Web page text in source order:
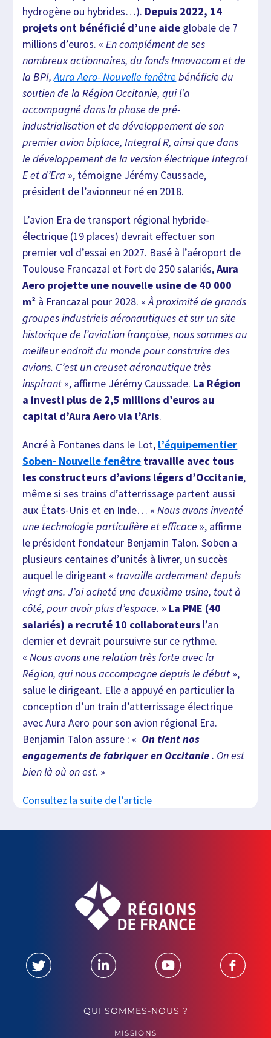
hydrogène ou hybrides…). Depuis 2022, 14
projets ont bénéficié d’une aide globale de 7
millions d’euros. «En complément de ses
nombreux actionnaires, du fonds Innovacom et de
la BPI,Aura Aero- Nouvelle fenêtre bénéficie du
soutien de la Région Occitanie, qui l’a
accompagné dans la phase de pré-
industrialisation et de développement de son
premier avion biplace, Integral R, ainsi que dans
le développement de la version électrique Integral
E et d’Era », témoigne Jérémy Caussade,
président de l’avionneur né en 2018.
L’avion Era de transport régional hybride-
électrique (19 places) devrait effectuer son
premier vol d’essai en 2027. Basé à l’aéroport de
Toulouse Francazal et fort de 250 salariés,Aura
Aero projette une nouvelle usine de 40 000
m² à Francazal pour 2028. «À proximité de grands
groupes industriels aéronautiques et sur un site
historique de l’aviation française, nous sommes au
meilleur endroit du monde pour construire des
avions. C’est un creuset aéronautique très
inspirant », affirme Jérémy Caussade. La Région
a investi plus de 2,5 millions d’euros au
capital d’Aura Aero via l’Aris.
Ancré à Fontanes dans le Lot, l’équipementier
Soben- Nouvelle fenêtre travaille avec tous
les constructeurs d’avions légers d’Occitanie,
même si ses trains d’atterrissage partent aussi
aux États-Unis et en Inde… «Nous avons inventé
une technologie particulière et efficace », affirme
le président fondateur Benjamin Talon. Soben a
plusieurs centaines d’unités à livrer, un succès
auquel le dirigeant « travaille ardemment depuis
vingt ans. J’ai acheté une deuxième usine, tout à
côté, pour avoir plus d’espace. » La PME (40
salariés) a recruté 10 collaborateurs l’an
dernier et devrait poursuivre sur ce rythme.
«Nous avons une relation très forte avec la
Région, qui nous accompagne depuis le début »,
salue le dirigeant. Elle a appuyé en particulier la
conception d’un train d’atterrissage électrique
avec Aura Aero pour son avion régional Era.
Benjamin Talon assure : « On tient nos
engagements de fabriquer en Occitanie. On est
bien là où on est. »
Consultez la suite de l’article
QUI SOMMES-NOUS ?
MISSIONS